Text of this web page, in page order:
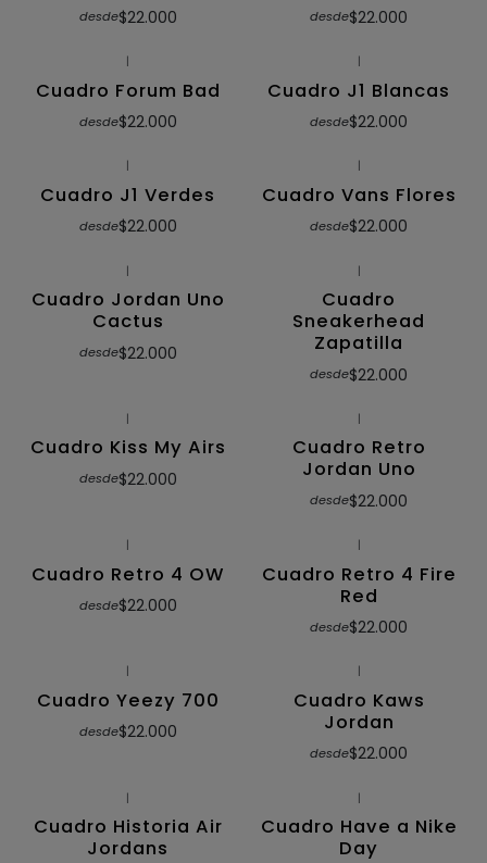
desde$22.000 desde$22.000
|
Cuadro Forum Bad
desde$22.000
|
Cuadro J1 Blancas
desde$22.000
|
Cuadro J1 Verdes
desde$22.000
|
Cuadro Vans Flores
desde$22.000
|
Cuadro Jordan Uno
Cactus
desde$22.000
|
Cuadro
Sneakerhead
Zapatilla
desde$22.000
|
Cuadro Kiss My Airs
desde$22.000
|
Cuadro Retro
Jordan Uno
desde$22.000
|
Cuadro Retro 4 OW
desde$22.000
|
Cuadro Retro 4 Fire
Red
desde$22.000
|
Cuadro Yeezy 700
desde$22.000
|
Cuadro Kaws
Jordan
desde$22.000
|
Cuadro Historia Air
Jordans
|
Cuadro Have a Nike
Day